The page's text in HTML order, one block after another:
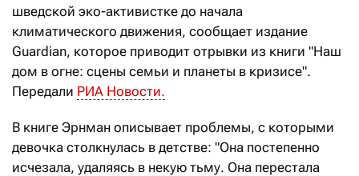
шведской эко-активистке до начала
климатического движения, сообщает издание
Guardian, которое приводит отрывки из книги "Наш
дом в огне: сцены семьи и планеты в кризисе".
Передали РИА Новости.
В книге Эрнман описывает проблемы, с которыми
девочка столкнулась в детстве: "Она постепенно
исчезала, удаляясь в некую тьму. Она перестала